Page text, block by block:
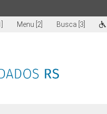
Menu [2] Busca [3]